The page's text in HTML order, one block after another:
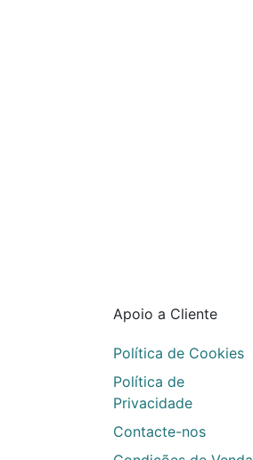
Apoio a Cliente
Política de Cookies
Política de
Privacidade
Contacte-nos